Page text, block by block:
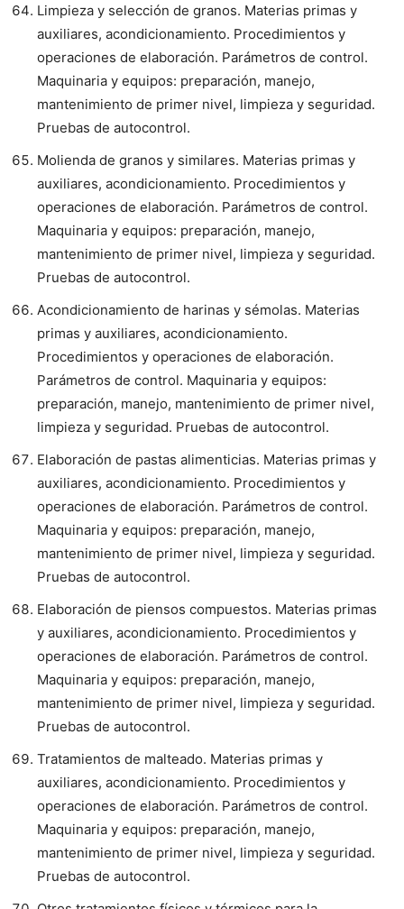
Limpieza y selección de granos. Materias primas y
auxiliares, acondicionamiento. Procedimientos y
operaciones de elaboración. Parámetros de control.
Maquinaria y equipos: preparación, manejo,
mantenimiento de primer nivel, limpieza y seguridad.
Pruebas de autocontrol.
Molienda de granos y similares. Materias primas y
auxiliares, acondicionamiento. Procedimientos y
operaciones de elaboración. Parámetros de control.
Maquinaria y equipos: preparación, manejo,
mantenimiento de primer nivel, limpieza y seguridad.
Pruebas de autocontrol.
Acondicionamiento de harinas y sémolas. Materias
primas y auxiliares, acondicionamiento.
Procedimientos y operaciones de elaboración.
Parámetros de control. Maquinaria y equipos:
preparación, manejo, mantenimiento de primer nivel,
limpieza y seguridad. Pruebas de autocontrol.
Elaboración de pastas alimenticias. Materias primas y
auxiliares, acondicionamiento. Procedimientos y
operaciones de elaboración. Parámetros de control.
Maquinaria y equipos: preparación, manejo,
mantenimiento de primer nivel, limpieza y seguridad.
Pruebas de autocontrol.
Elaboración de piensos compuestos. Materias primas
y auxiliares, acondicionamiento. Procedimientos y
operaciones de elaboración. Parámetros de control.
Maquinaria y equipos: preparación, manejo,
mantenimiento de primer nivel, limpieza y seguridad.
Pruebas de autocontrol.
Tratamientos de malteado. Materias primas y
auxiliares, acondicionamiento. Procedimientos y
operaciones de elaboración. Parámetros de control.
Maquinaria y equipos: preparación, manejo,
mantenimiento de primer nivel, limpieza y seguridad.
Pruebas de autocontrol.